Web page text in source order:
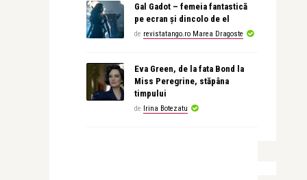
Gal Gadot – femeia fantastică
pe ecran și dincolo de el
de revistatango.ro Marea Dragoste
Eva Green, de la fata Bond la
Miss Peregrine, stăpâna
timpului
de Irina Botezatu